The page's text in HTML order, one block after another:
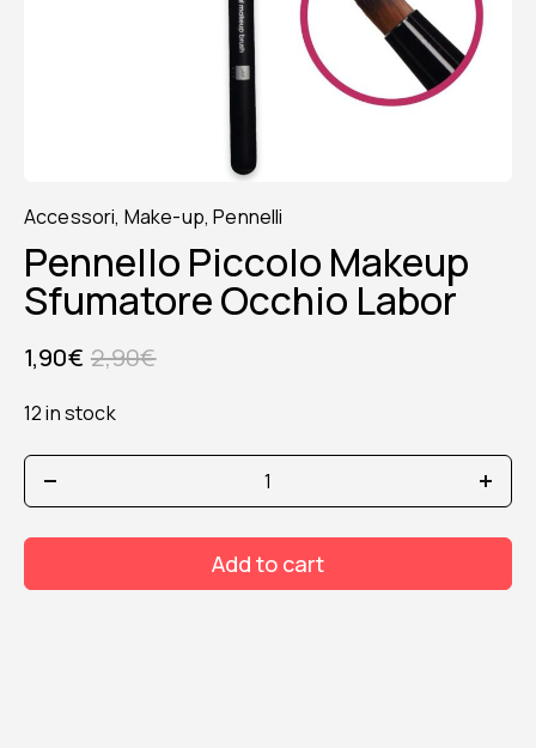
Accessori, Make-up,Pennelli
Pennello Piccolo Makeup
Sfumatore Occhio Labor
2,90€
1,90€
12 in stock
pennello
piccolo
sfumatore
labor
Add to cart